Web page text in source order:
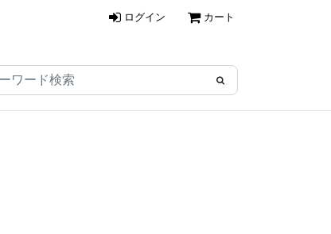
ログイン カート